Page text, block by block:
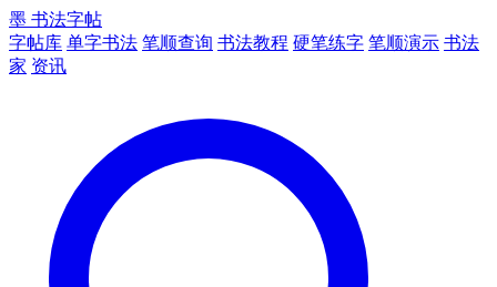
墨 书法字帖
字帖库 单字书法 笔顺查询 书法教程 硬笔练字 笔顺演示 书法
家 资讯